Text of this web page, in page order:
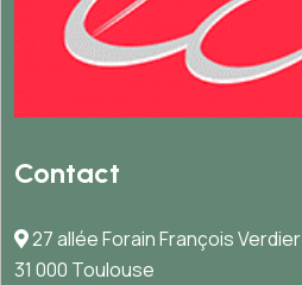
Contact
27 allée Forain François Verdier
31 000 Toulouse